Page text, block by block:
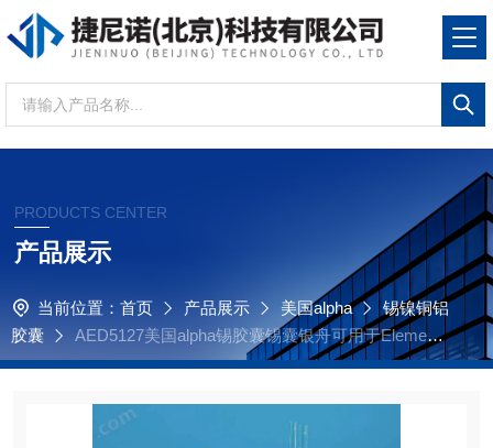
PRODUCTS CENTER
产品展示
当前位置： 首页 产品展示 美国alpha
锡镍铜铝
胶囊
AED5127美国alpha锡胶囊锡囊银舟可用于Elementa
r